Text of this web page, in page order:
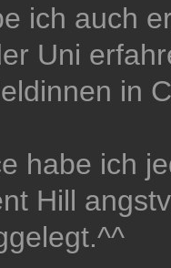
ich auch
Uni
in
habe ich
Hill